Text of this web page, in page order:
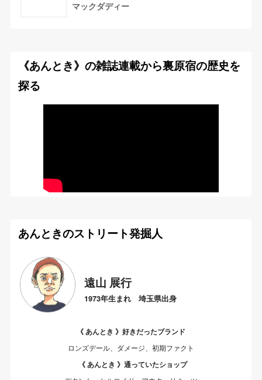
マックダディー
《あんとき》の雑誌連載から裏原宿の歴史を
探る
あんときのストリート発掘人
遠山 展行
1973年生まれ 埼玉県出身
《 あんとき 》好きだったブランド
ロンズデール、ダメージ、初期ファクト
《 あんとき 》通っていたショップ